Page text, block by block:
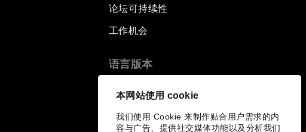
本网站使用 cookie
我们使用 Cookie 来制作贴合用户需求的内
容与广告、提供社交媒体功能以及分析我们
论坛可持续性
工作机会
语言版本